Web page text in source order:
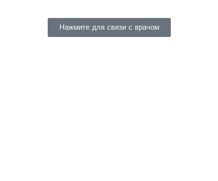
Нажмите для связи с врачом